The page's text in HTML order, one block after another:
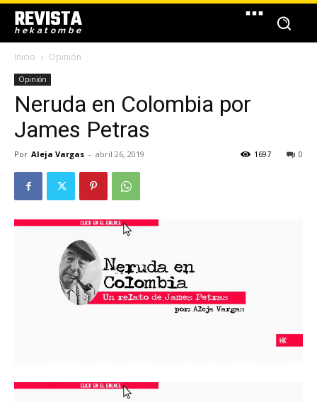
REVISTA
hekatombe
Inicio Opinión
Opinión
Neruda en Colombia por
James Petras
Por Aleja Vargas - abril 26, 2019 0
1697